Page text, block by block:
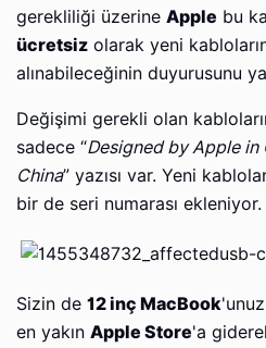
gerekliliği üzerine Apple bu
ücretsiz olarak yeni
alınabileceğinin duyurusunu
Değişimi gerekli olan
sadece “Designed by Apple
China” yazısı var. Yeni
bir de seri numarası
Sizin de 12 inç MacBook
en yakın Apple Store'a